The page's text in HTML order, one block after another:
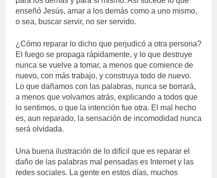
enseñó Jesús, amar a los demás como a uno mismo,
o sea, buscar servir, no ser servido.
¿Cómo reparar lo dicho que perjudicó a otra persona?
El fuego se propaga rápidamente, y lo que destruye
nunca se vuelve a tomar, a menos que comience de
nuevo, con más trabajo, y construya todo de nuevo.
Lo que dañamos con las palabras, nunca se borrará,
a menos que volvamos atrás, explicando a todos que
lo sentimos, o que la intención fue otra. El mal hecho
es, aun reparado, la sensación de incomodidad nunca
será olvidada.
Una buena ilustración de lo difícil que es reparar el
daño de las palabras mal pensadas es Internet y las
redes sociales. La gente en estos días, muchos